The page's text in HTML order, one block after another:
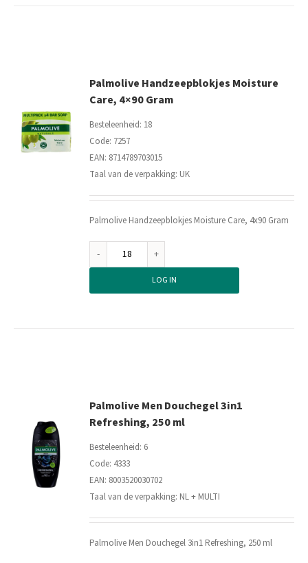
Palmolive Handzeepblokjes Moisture
Care, 4×90 Gram
Besteleenheid: 18
Code: 7257
EAN: 8714789703015
Taal van de verpakking: UK
Palmolive Handzeepblokjes Moisture Care, 4x90 Gram
Palmolive
MoistureLOG IN
Palmolive Men Douchegel 3in1
Refreshing, 250 ml
Besteleenheid: 6
Code: 4333
EAN: 8003520030702
Taal van de verpakking: NL + MULTI
Palmolive Men Douchegel 3in1 Refreshing, 250 ml